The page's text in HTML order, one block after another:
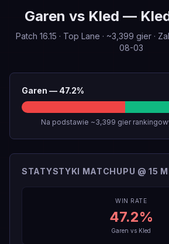
Garen vs Kled —
Patch 16.15 · Top Lane · ~3,399 gier ·
08-03
Garen — 47.2%
Na podstawie ~3,399 gier
STATYSTYKI MATCHUPU @ 15
WIN RATE
47.2%
Garen vs Kled